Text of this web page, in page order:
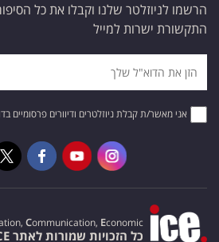
הרשמו לניוזלטר שלנו וקבלו את כל
התקשורת ישרות למייל
אני מאשר/ת קבלת ניוזלטרים ודיוורים פרסומיים
Communication, Economic
כל הזכויות שמורות לאתר ICE. ©